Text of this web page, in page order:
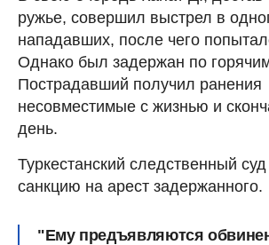
ружье, совершил выстрел в
нападавших, после чего
Однако был задержан по
Пострадавший получил ранения
несовместимые с жизнью и
день.
Туркестанский следственный
санкцию на арест задержанного.
"Ему предъявляются